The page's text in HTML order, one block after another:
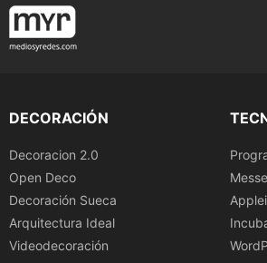
DECORACIÓN
Decoracion 2.0
Open Deco
Decoración Sueca
Arquitectura Ideal
Videodecoración